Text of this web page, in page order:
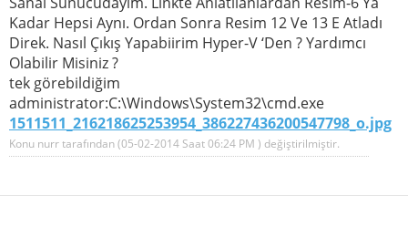
Kadar Hepsi Aynı. Ordan Sonra Resim 12 Ve 13 E Atladı
Direk. Nasıl Çıkış Yapabiirim Hyper-V ‘Den ? Yardımcı
Olabilir Misiniz ?
tek görebildiğim
administrator:C:\Windows\System32\cmd.exe
1511511_216218625253954_386227436200547798_o.jpg
Konu nurr tarafından (05-02-2014 Saat06:24 PM ) değiştirilmiştir.